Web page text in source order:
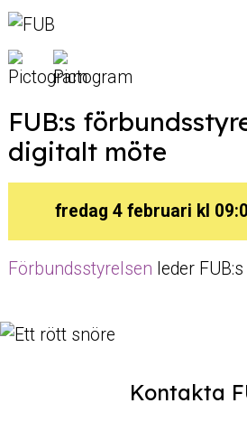
Hoppa till innehåll
Sök
FUB:s
digitalt möte
fredag 4 februari kl
Förbundsstyrelsen leder
Kontakta